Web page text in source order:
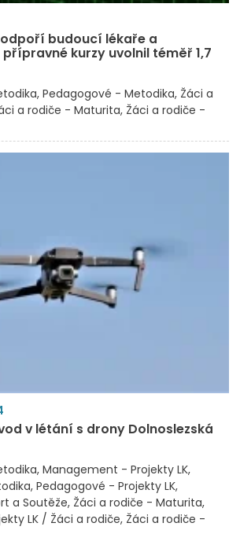
budoucí lékaře a
kurzy uvolnil téměř 1,7
Pedagogové - Metodika Žáci a
a rodiče - Maturita Žáci a rodiče -
v létání s drony Dolnoslezská
Management - Projekty LK
Pedagogové - Projekty LK
a Soutěže Žáci a rodiče - Maturita
LK / Žáci a rodiče Žáci a rodiče -